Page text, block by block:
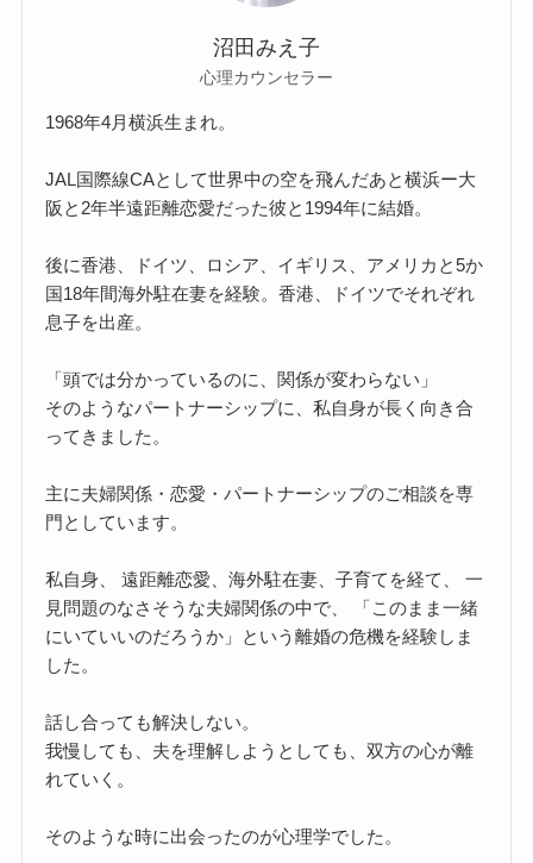
沼田みえ子
心理カウンセラー
1968年4月横浜生まれ。
JAL国際線CAとして世界中の空を飛んだあと横浜ー大
阪と2年半遠距離恋愛だった彼と1994年に結婚。
後に香港、ドイツ、ロシア、イギリス、アメリカと5か
国18年間海外駐在妻を経験。香港、ドイツでそれぞれ
息子を出産。
「頭では分かっているのに、関係が変わらない」
そのようなパートナーシップに、私自身が長く向き合
ってきました。
主に夫婦関係・恋愛・パートナーシップのご相談を専
門としています。
私自身、 遠距離恋愛、海外駐在妻、子育てを経て、 一
見問題のなさそうな夫婦関係の中で、 「このまま一緒
にいていいのだろうか」という離婚の危機を経験しま
した。
話し合っても解決しない。
我慢しても、夫を理解しようとしても、双方の心が離
れていく。
そのような時に出会ったのが心理学でした。